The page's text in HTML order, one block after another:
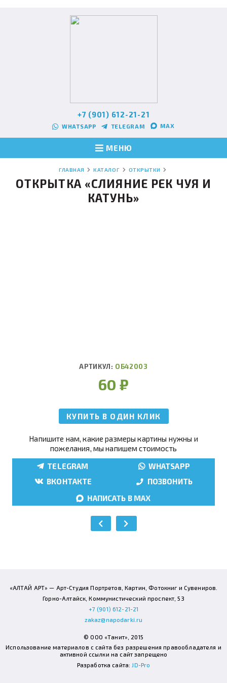
+7 (901) 612-21-21
WHATSAPP TELEGRAM MAX
МЕНЮ
ГЛАВНАЯ КАТАЛОГ ОТКРЫТКИ
ОТКРЫТКА «СЛИЯНИЕ РЕК ЧУЯ И
КАТУНЬ»
АРТИКУЛ: ОБ42003
60 ₽
КУПИТЬ В ОДИН КЛИК
Напишите нам, какие размеры картины нужны и
пожелания, мы напишем стоимость
TELEGRAM
WHATSAPP
ВКОНТАКТЕ
ПОЗВОНИТЬ
НАПИСАТЬ В MAX
«АЛТАЙ АРТ» — Арт-Студия Портретов, Картин, Фотокниг и Сувениров.
Горно-Алтайск, Коммунистический проспект, 53
+7 (901) 612-21-21
zakaz@napodarki.ru
© ООО «Танит», 2015
Использование материалов с сайта без разрешения правообладателя и
активной ссылки на сайт запрещено
Разработка сайта: JD-Pro